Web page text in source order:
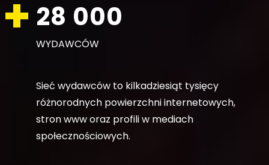
28 000
WYDAWCÓW
Sieć wydawców to kilkadziesiąt tysięcy
różnorodnych powierzchni internetowych,
stron www oraz profili w mediach
społecznościowych.